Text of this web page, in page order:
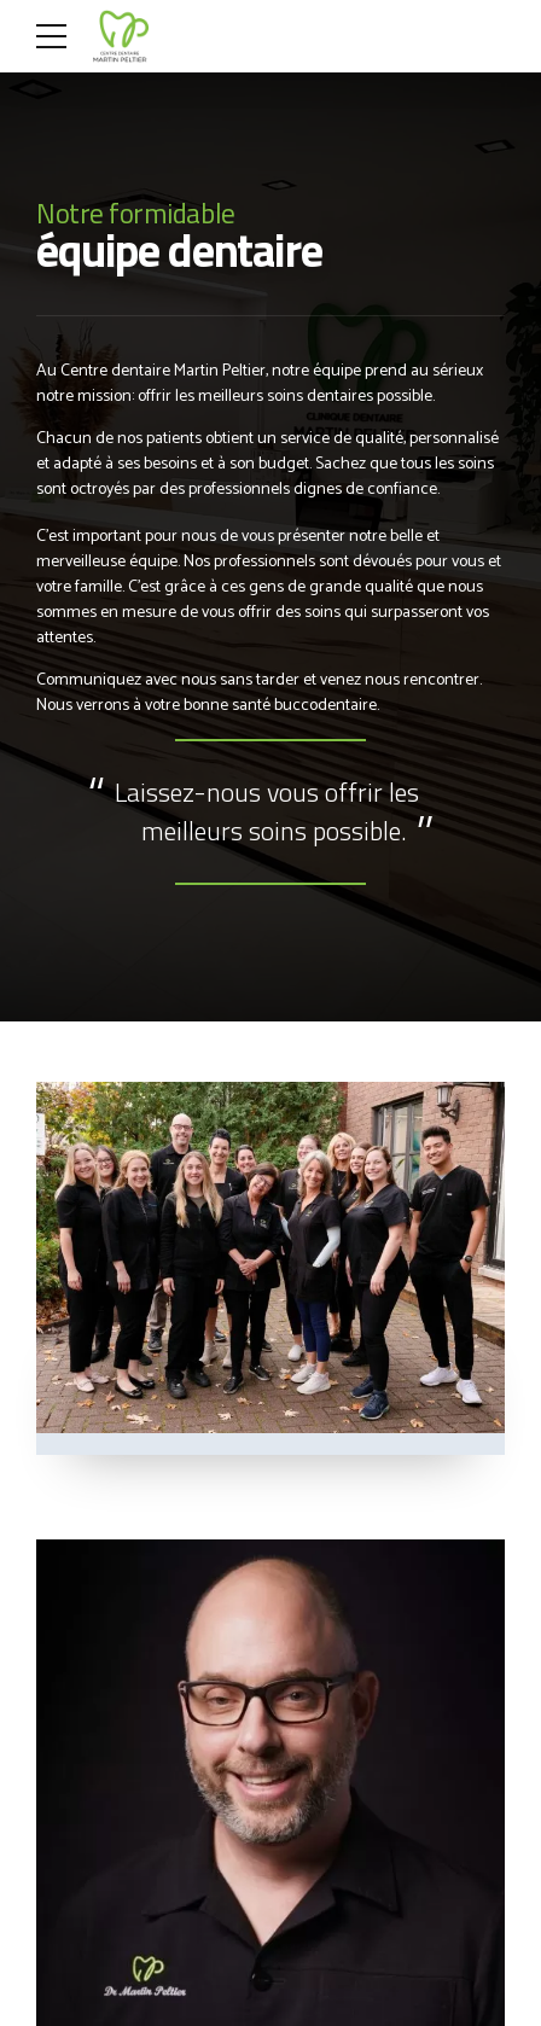
Notre formidable
équipe dentaire
Au Centre dentaire Martin Peltier, notre équipe prend au sérieux
notre mission: offrir les meilleurs soins dentaires possible.
Chacun de nos patients obtient un service de qualité, personnalisé
et adapté à ses besoins et à son budget. Sachez que tous les soins
sont octroyés par des professionnels dignes de confiance.
C’est important pour nous de vous présenter notre belle et
merveilleuse équipe. Nos professionnels sont dévoués pour vous et
votre famille. C’est grâce à ces gens de grande qualité que nous
sommes en mesure de vous offrir des soins qui surpasseront vos
attentes.
Communiquez avec nous sans tarder et venez nous rencontrer.
Nous verrons à votre bonne santé buccodentaire.
Laissez-nous vous offrir les
meilleurs soins possible.